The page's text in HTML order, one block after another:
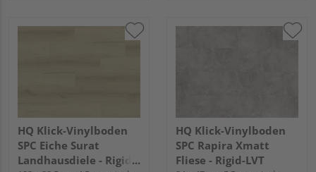
HQ Klick-Vinylboden
SPC Eiche Surat
Landhausdiele - Rigid-
HQ Klick-Vinylboden
SPC Rapira Xmatt
Fliese - Rigid-LVT